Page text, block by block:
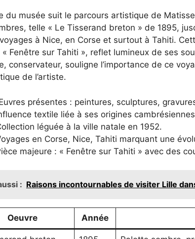
du musée suit le parcours artistique de
telle « Le Tisserand breton » de 1895,
à Nice, en Corse et surtout à Tahiti.
« Fenêtre sur Tahiti », reflet lumineux de ses
conservateur, souligne l’importance de ce
de l’artiste.
présentes : peintures, sculptures,
textile liée à ses origines
léguée à la ville natale en 1952.
en Corse, Nice, Tahiti marquant une
majeure : « Fenêtre sur Tahiti » avec des
: Raisons incontournables de visiter Lille
Oeuvre Année